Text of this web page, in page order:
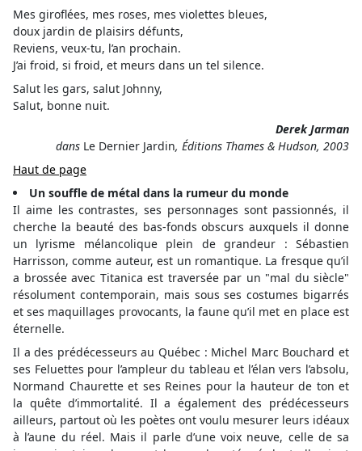
Mes giroflées, mes roses, mes violettes bleues,
doux jardin de plaisirs défunts,
Reviens, veux-tu, l’an prochain.
J’ai froid, si froid, et meurs dans un tel silence.
Salut les gars, salut Johnny,
Salut, bonne nuit.
Derek Jarman
dans Le Dernier Jardin, Éditions Thames & Hudson, 2003
Haut de page
Un souffle de métal dans la rumeur du monde
Il aime les contrastes, ses personnages sont passionnés, il
cherche la beauté des bas-fonds obscurs auxquels il donne
un lyrisme mélancolique plein de grandeur : Sébastien
Harrisson, comme auteur, est un romantique. La fresque qu’il
a brossée avec Titanica est traversée par un "mal du siècle"
résolument contemporain, mais sous ses costumes bigarrés
et ses maquillages provocants, la faune qu’il met en place est
éternelle.
Il a des prédécesseurs au Québec : Michel Marc Bouchard et
ses Feluettes pour l’ampleur du tableau et l’élan vers l’absolu,
Normand Chaurette et ses Reines pour la hauteur de ton et
la quête d’immortalité. Il a également des prédécesseurs
ailleurs, partout où les poètes ont voulu mesurer leurs idéaux
à l’aune du réel. Mais il parle d’une voix neuve, celle de sa